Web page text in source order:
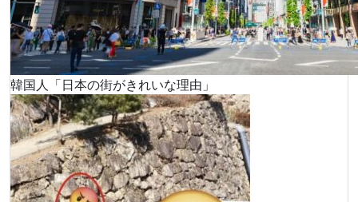
韓国人「日本の街がきれいな理由」